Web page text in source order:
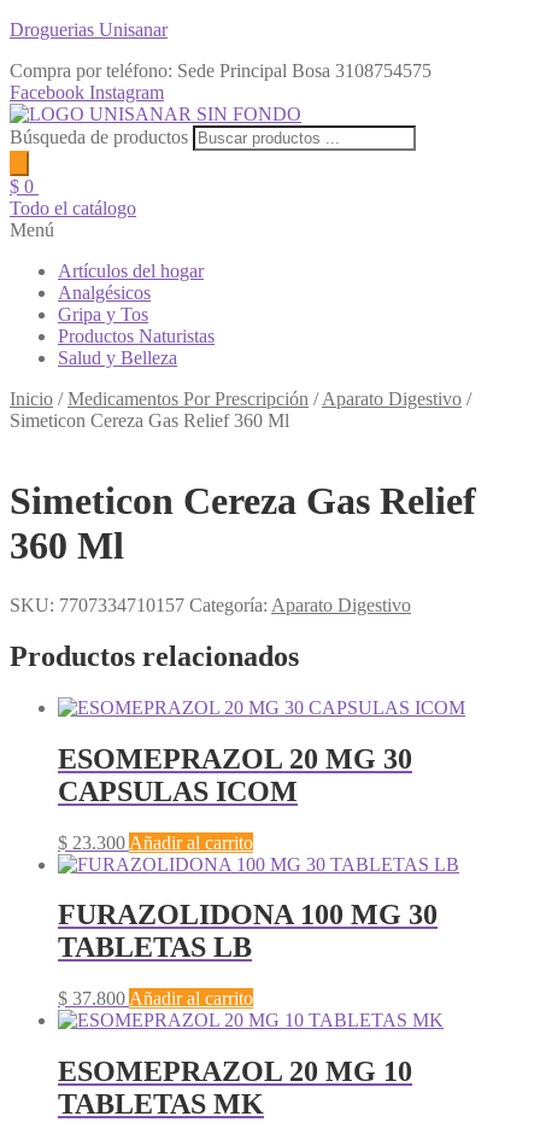
Droguerias Unisanar
Compra por teléfono: Sede Principal Bosa 3108754575
Facebook Instagram
Búsqueda de productos
$ 0
Todo el catálogo
Menú
Artículos del hogar
Analgésicos
Gripa y Tos
Productos Naturistas
Salud y Belleza
Inicio /Medicamentos Por Prescripción /Aparato Digestivo /
Simeticon Cereza Gas Relief 360 Ml
Simeticon Cereza Gas Relief
360 Ml
SKU: 7707334710157 Categoría: Aparato Digestivo
Productos relacionados
ESOMEPRAZOL 20 MG 30
CAPSULAS ICOM
$ 23.300 Añadir al carrito
FURAZOLIDONA 100 MG 30
TABLETAS LB
$ 37.800 Añadir al carrito
ESOMEPRAZOL 20 MG 10
TABLETAS MK